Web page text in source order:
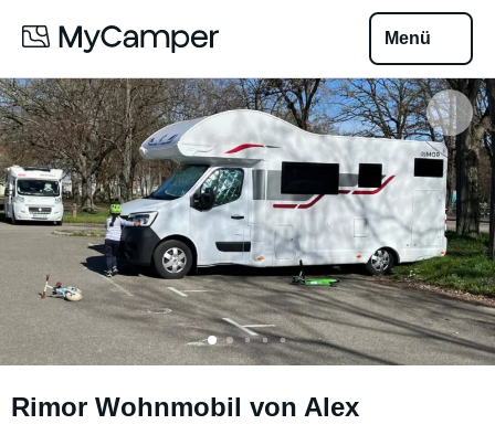
Menü
Rimor Wohnmobil von Alex